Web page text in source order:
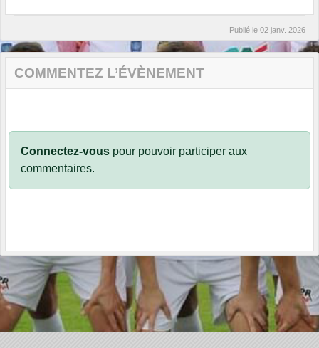
Publié le 02 janv. 2026
COMMENTEZ L’ÉVÈNEMENT
Connectez-vous pour pouvoir participer aux
commentaires.